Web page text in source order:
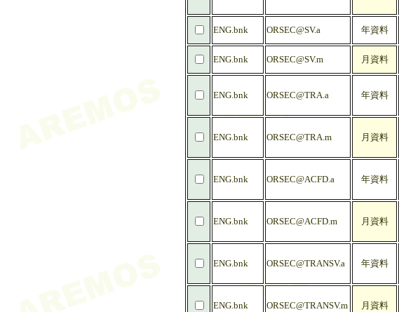
ENG.bnk ORSEC@SV.a 年資料
ENG.bnk ORSEC@SV.m 月資料
ENG.bnk ORSEC@TRA.a 年資料
ENG.bnk ORSEC@TRA.m 月資料
ENG.bnk ORSEC@ACFD.a 年資料
ENG.bnk ORSEC@ACFD.m 月資料
ENG.bnk ORSEC@TRANSV.a 年資料
ENG.bnk ORSEC@TRANSV.m 月資料